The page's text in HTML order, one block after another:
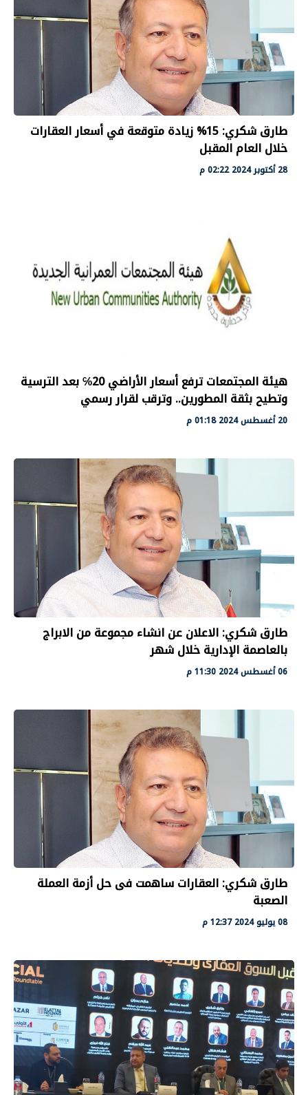
طارق شكري: 15% زيادة متوقعة في أسعار العقارات
خلال العام المقبل
28 أكتوبر 2024 02:22 م
هيئة المجتمعات ترفع أسعار الأراضي 20℅ بعد الترسية
وتطيح بثقة المطورين.. وترقب لقرار رسمي
20 أغسطس 2024 01:18 م
طارق شكري: الاعلان عن انشاء مجموعة من الابراج
بالعاصمة الإدارية خلال شهر
06 أغسطس 2024 11:30 م
طارق شكري: العقارات ساهمت فى حل أزمة العملة
الصعبة
08 يوليو 2024 12:37 م